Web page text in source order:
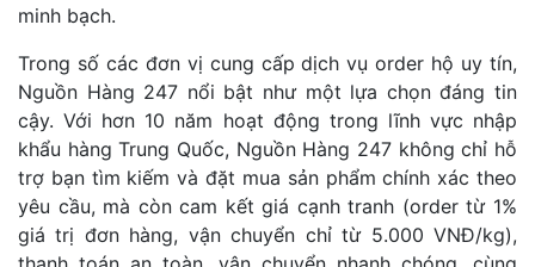
minh bạch.
Trong số các đơn vị cung cấp dịch vụ order hộ uy tín,
Nguồn Hàng 247 nổi bật như một lựa chọn đáng tin
cậy. Với hơn 10 năm hoạt động trong lĩnh vực nhập
khẩu hàng Trung Quốc, Nguồn Hàng 247 không chỉ hỗ
trợ bạn tìm kiếm và đặt mua sản phẩm chính xác theo
yêu cầu, mà còn cam kết giá cạnh tranh (order từ 1%
giá trị đơn hàng, vận chuyển chỉ từ 5.000 VNĐ/kg),